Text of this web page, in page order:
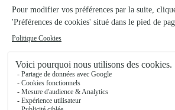
Le Rallye Floral
Amiens
573 Rue d'Abbeville
Voir la boutique